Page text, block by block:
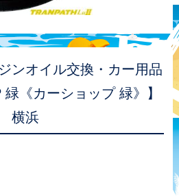
ンオイル交換・カー用品
《カーショップ 緑》】
横浜